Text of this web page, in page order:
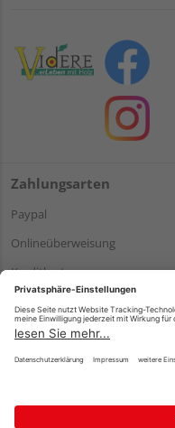
Zahlungsarten
Paypal
Onlineüberweisung
Kreditkarte
*Bonität vorausgesetzt
Impressum Datenschutz